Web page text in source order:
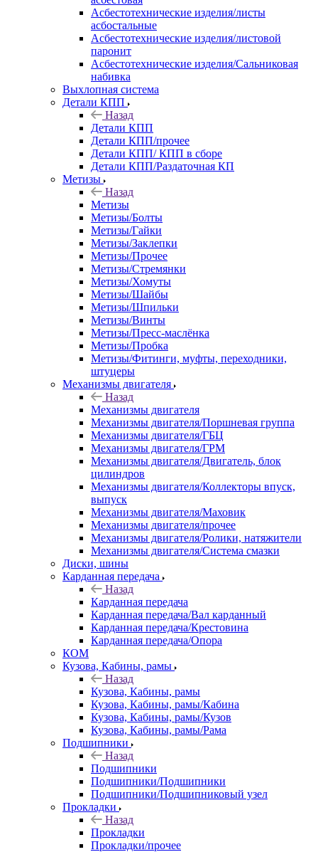
Асбестотехнические изделия/листы
асбостальные
Асбестотехнические изделия/листовой
паронит
Асбестотехнические изделия/Сальниковая
набивка
Выхлопная система
Детали КПП
Назад
Детали КПП
Детали КПП/прочее
Детали КПП/ КПП в сборе
Детали КПП/Раздаточная КП
Метизы
Назад
Метизы
Метизы/Болты
Метизы/Гайки
Метизы/Заклепки
Метизы/Прочее
Метизы/Стремянки
Метизы/Хомуты
Метизы/Шайбы
Метизы/Шпильки
Метизы/Винты
Метизы/Пресс-маслёнка
Метизы/Пробка
Метизы/Фитинги, муфты, переходники,
штуцеры
Механизмы двигателя
Назад
Механизмы двигателя
Механизмы двигателя/Поршневая группа
Механизмы двигателя/ГБЦ
Механизмы двигателя/ГРМ
Механизмы двигателя/Двигатель, блок
цилиндров
Механизмы двигателя/Коллекторы впуск,
выпуск
Механизмы двигателя/Маховик
Механизмы двигателя/прочее
Механизмы двигателя/Ролики, натяжители
Механизмы двигателя/Система смазки
Диски, шины
Карданная передача
Назад
Карданная передача
Карданная передача/Вал карданный
Карданная передача/Крестовина
Карданная передача/Опора
КОМ
Кузова, Кабины, рамы
Назад
Кузова, Кабины, рамы
Кузова, Кабины, рамы/Кабина
Кузова, Кабины, рамы/Кузов
Кузова, Кабины, рамы/Рама
Подшипники
Назад
Подшипники
Подшипники/Подшипники
Подшипники/Подшипниковый узел
Прокладки
Назад
Прокладки
Прокладки/прочее